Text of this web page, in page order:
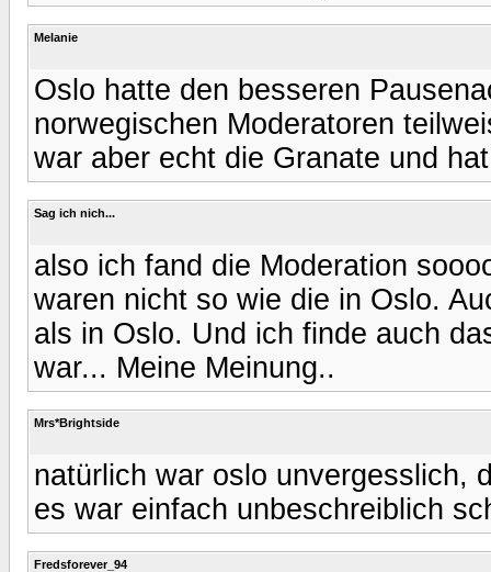
Melanie
Oslo hatte den besseren
norwegischen Moderatoren
war aber echt die Granate und
Sag ich nich...
also ich fand die Moderation
waren nicht so wie die in Oslo.
als in Oslo. Und ich finde auch
war... Meine Meinung..
Mrs*Brightside
natürlich war oslo unvergesslich,
es war einfach unbeschreiblich
Fredsforever_94